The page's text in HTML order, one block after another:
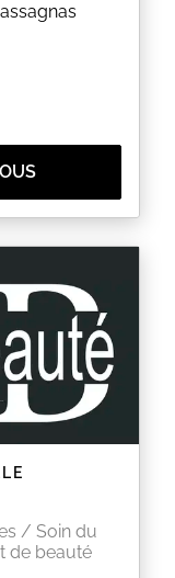
/ Soin du
de beauté